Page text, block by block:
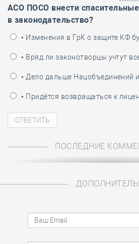
АСО ПОСО внести
в законодательство?
• Изменения в ГрК о защите КФ
• Вряд ли законотворцы учтут
• Дело дальше Нацобъединений
• Придётся возвращаться к
ПОСЛЕДНИЕ